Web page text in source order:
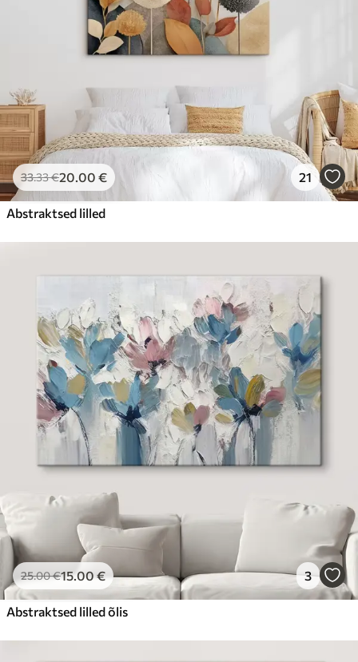
33.33€20.00 € 21
Abstraktsed lilled
25.00€15.00€ 3
Abstraktsed lilled õlis